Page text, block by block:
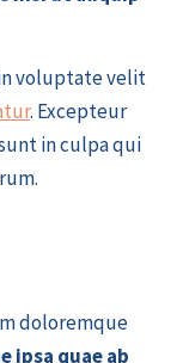
voluptate velit
. Excepteur
in culpa qui
doloremque
ipsa quae ab